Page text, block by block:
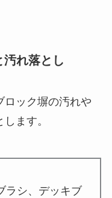
汚れ落とし
ロック塀の汚れや
ます。
ラシ、デッキブ